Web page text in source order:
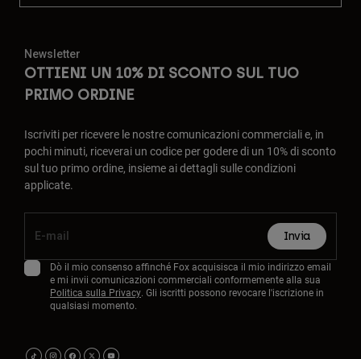
Newsletter
OTTIENI UN 10% DI SCONTO SUL TUO
PRIMO ORDINE
Iscriviti per ricevere le nostre comunicazioni commerciali e, in
pochi minuti, riceverai un codice per godere di un 10% di sconto
sul tuo primo ordine, insieme ai dettagli sulle condizioni
applicate.
Invia
Dò il mio consenso affinché Fox acquisisca il mio indirizzo email
e mi invii comunicazioni commerciali conformemente alla sua
Politica sulla Privacy. Gli iscritti possono revocare l'iscrizione in
qualsiasi momento.